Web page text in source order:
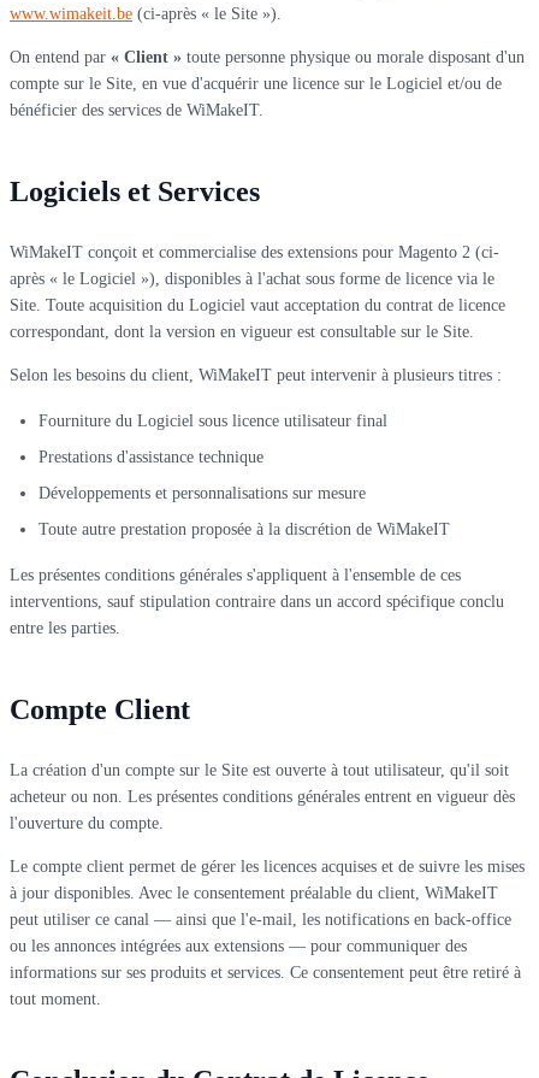
www.wimakeit.be (ci-après « le Site »).
On entend par « Client » toute personne physique ou morale disposant d'un
compte sur le Site, en vue d'acquérir une licence sur le Logiciel et/ou de
bénéficier des services de WiMakeIT.
Logiciels et Services
WiMakeIT conçoit et commercialise des extensions pour Magento 2 (ci-
après « le Logiciel »), disponibles à l'achat sous forme de licence via le
Site. Toute acquisition du Logiciel vaut acceptation du contrat de licence
correspondant, dont la version en vigueur est consultable sur le Site.
Selon les besoins du client, WiMakeIT peut intervenir à plusieurs titres :
Fourniture du Logiciel sous licence utilisateur final
Prestations d'assistance technique
Développements et personnalisations sur mesure
Toute autre prestation proposée à la discrétion de WiMakeIT
Les présentes conditions générales s'appliquent à l'ensemble de ces
interventions, sauf stipulation contraire dans un accord spécifique conclu
entre les parties.
Compte Client
La création d'un compte sur le Site est ouverte à tout utilisateur, qu'il soit
acheteur ou non. Les présentes conditions générales entrent en vigueur dès
l'ouverture du compte.
Le compte client permet de gérer les licences acquises et de suivre les mises
à jour disponibles. Avec le consentement préalable du client, WiMakeIT
peut utiliser ce canal — ainsi que l'e-mail, les notifications en back-office
ou les annonces intégrées aux extensions — pour communiquer des
informations sur ses produits et services. Ce consentement peut être retiré à
tout moment.